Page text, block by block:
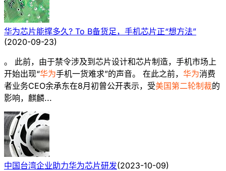
华为芯片能撑多久? To B备货足，手机芯片正“想方法”
(2020-09-23)
。 此前，由于禁令涉及到芯片设计和芯片制造，手机市场上
开始出现“华为手机一货难求”的声音。 在此之前， 华为消费
者业务CEO余承东在8月初曾公开表示，受美国第二轮制裁的
影响，麒麟...
中国台湾企业助力华为芯片研发(2023-10-09)